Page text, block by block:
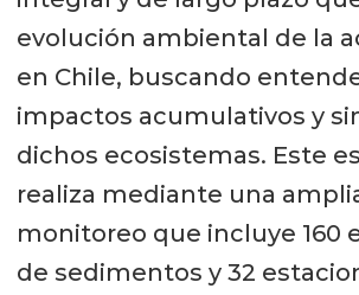
evolución ambiental de la
en Chile, buscando
impactos acumulativos y
dichos ecosistemas. Este
realiza mediante una
monitoreo que incluye 160
de sedimentos y 32